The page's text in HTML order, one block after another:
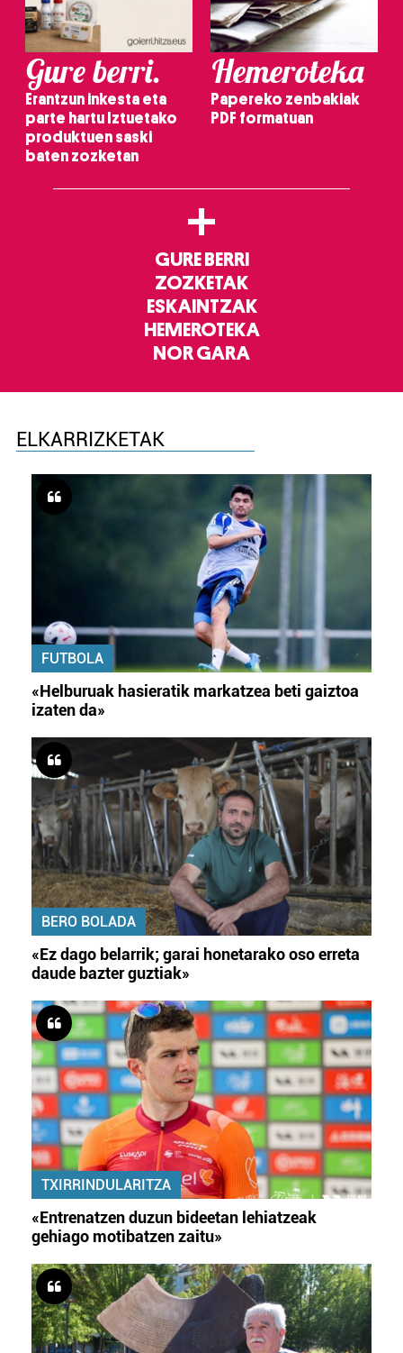
Gure berri.
Erantzun inkesta eta
parte hartu Iztuetako
produktuen saski
baten zozketan
Hemeroteka
Papereko zenbakiak
PDF formatuan
+
GURE BERRI
ZOZKETAK
ESKAINTZAK
HEMEROTEKA
NOR GARA
ELKARRIZKETAK
FUTBOLA
«Helburuak hasieratik markatzea beti gaiztoa
izaten da»
BERO BOLADA
«Ez dago belarrik; garai honetarako oso erreta
daude bazter guztiak»
TXIRRINDULARITZA
«Entrenatzen duzun bideetan lehiatzeak
gehiago motibatzen zaitu»